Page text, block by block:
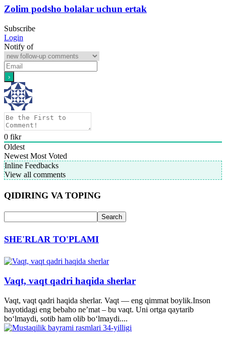
Zolim podsho bolalar uchun ertak
Subscribe
Login
Notify of
0 fikr
Oldest
Newest Most Voted
Inline Feedbacks
View all comments
QIDIRING VA TOPING
SHE'RLAR TO'PLAMI
Vaqt, vaqt qadri haqida sherlar
Vaqt, vaqt qadri haqida sherlar. Vaqt — eng qimmat boylik.Inson
hayotidagi eng bebaho ne’mat – bu vaqt. Uni ortga qaytarib
bo‘lmaydi, sotib ham olib bo‘lmaydi....